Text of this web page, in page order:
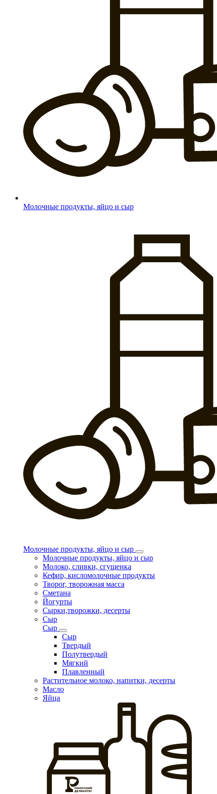
Молочные продукты, яйцо и сыр
Молочные продукты, яйцо и сыр
Молочные продукты, яйцо и сыр
Молоко, сливки, сгущенка
Кефир, кисломолочные продукты
Творог, творожная масса
Сметана
Йогурты
Сырки,творожки, десерты
Сыр
Сыр
Сыр
Твердый
Полутвердый
Мягкий
Плавленный
Растительное молоко, напитки, десерты
Масло
Яйца